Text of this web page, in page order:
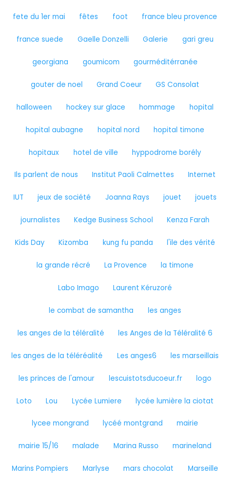
fete du 1er mai fêtes foot france bleu provence
france suede Gaelle Donzelli Galerie gari greu
georgiana goumicom gourméditérranée
gouter de noel Grand Coeur GS Consolat
halloween hockey sur glace hommage hopital
hopital aubagne hopital nord hopital timone
hopitaux hotel de ville hyppodrome borély
Ils parlent de nous Institut Paoli Calmettes Internet
IUT jeux de société Joanna Rays jouet jouets
journalistes Kedge Business School Kenza Farah
Kids Day Kizomba kung fu panda l'ile des vérité
la grande récré La Provence la timone
Labo Imago Laurent Kéruzoré
le combat de samantha les anges
les anges de la téléralité les Anges de la Téléralité 6
les anges de la téléréalité Les anges6 les marseillais
les princes de l'amour lescuistotsducoeur.fr logo
Loto Lou Lycée Lumiere lycée lumière la ciotat
lycee mongrand lycéé montgrand mairie
mairie 15/16 malade Marina Russo marineland
Marins Pompiers Marlyse mars chocolat Marseille